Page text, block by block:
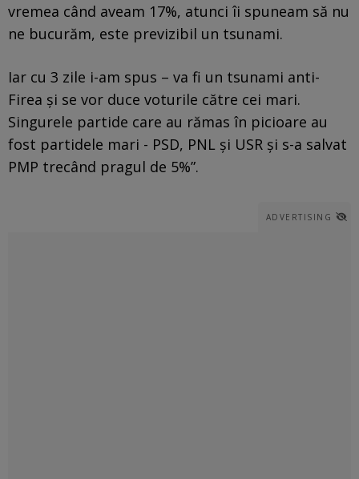
vremea când aveam 17%, atunci îi spuneam să nu
ne bucurăm, este previzibil un tsunami.
Iar cu 3 zile i-am spus – va fi un tsunami anti-
Firea şi se vor duce voturile către cei mari.
Singurele partide care au rămas în picioare au
fost partidele mari - PSD, PNL şi USR şi s-a salvat
PMP trecând pragul de 5%”.
ADVERTISING